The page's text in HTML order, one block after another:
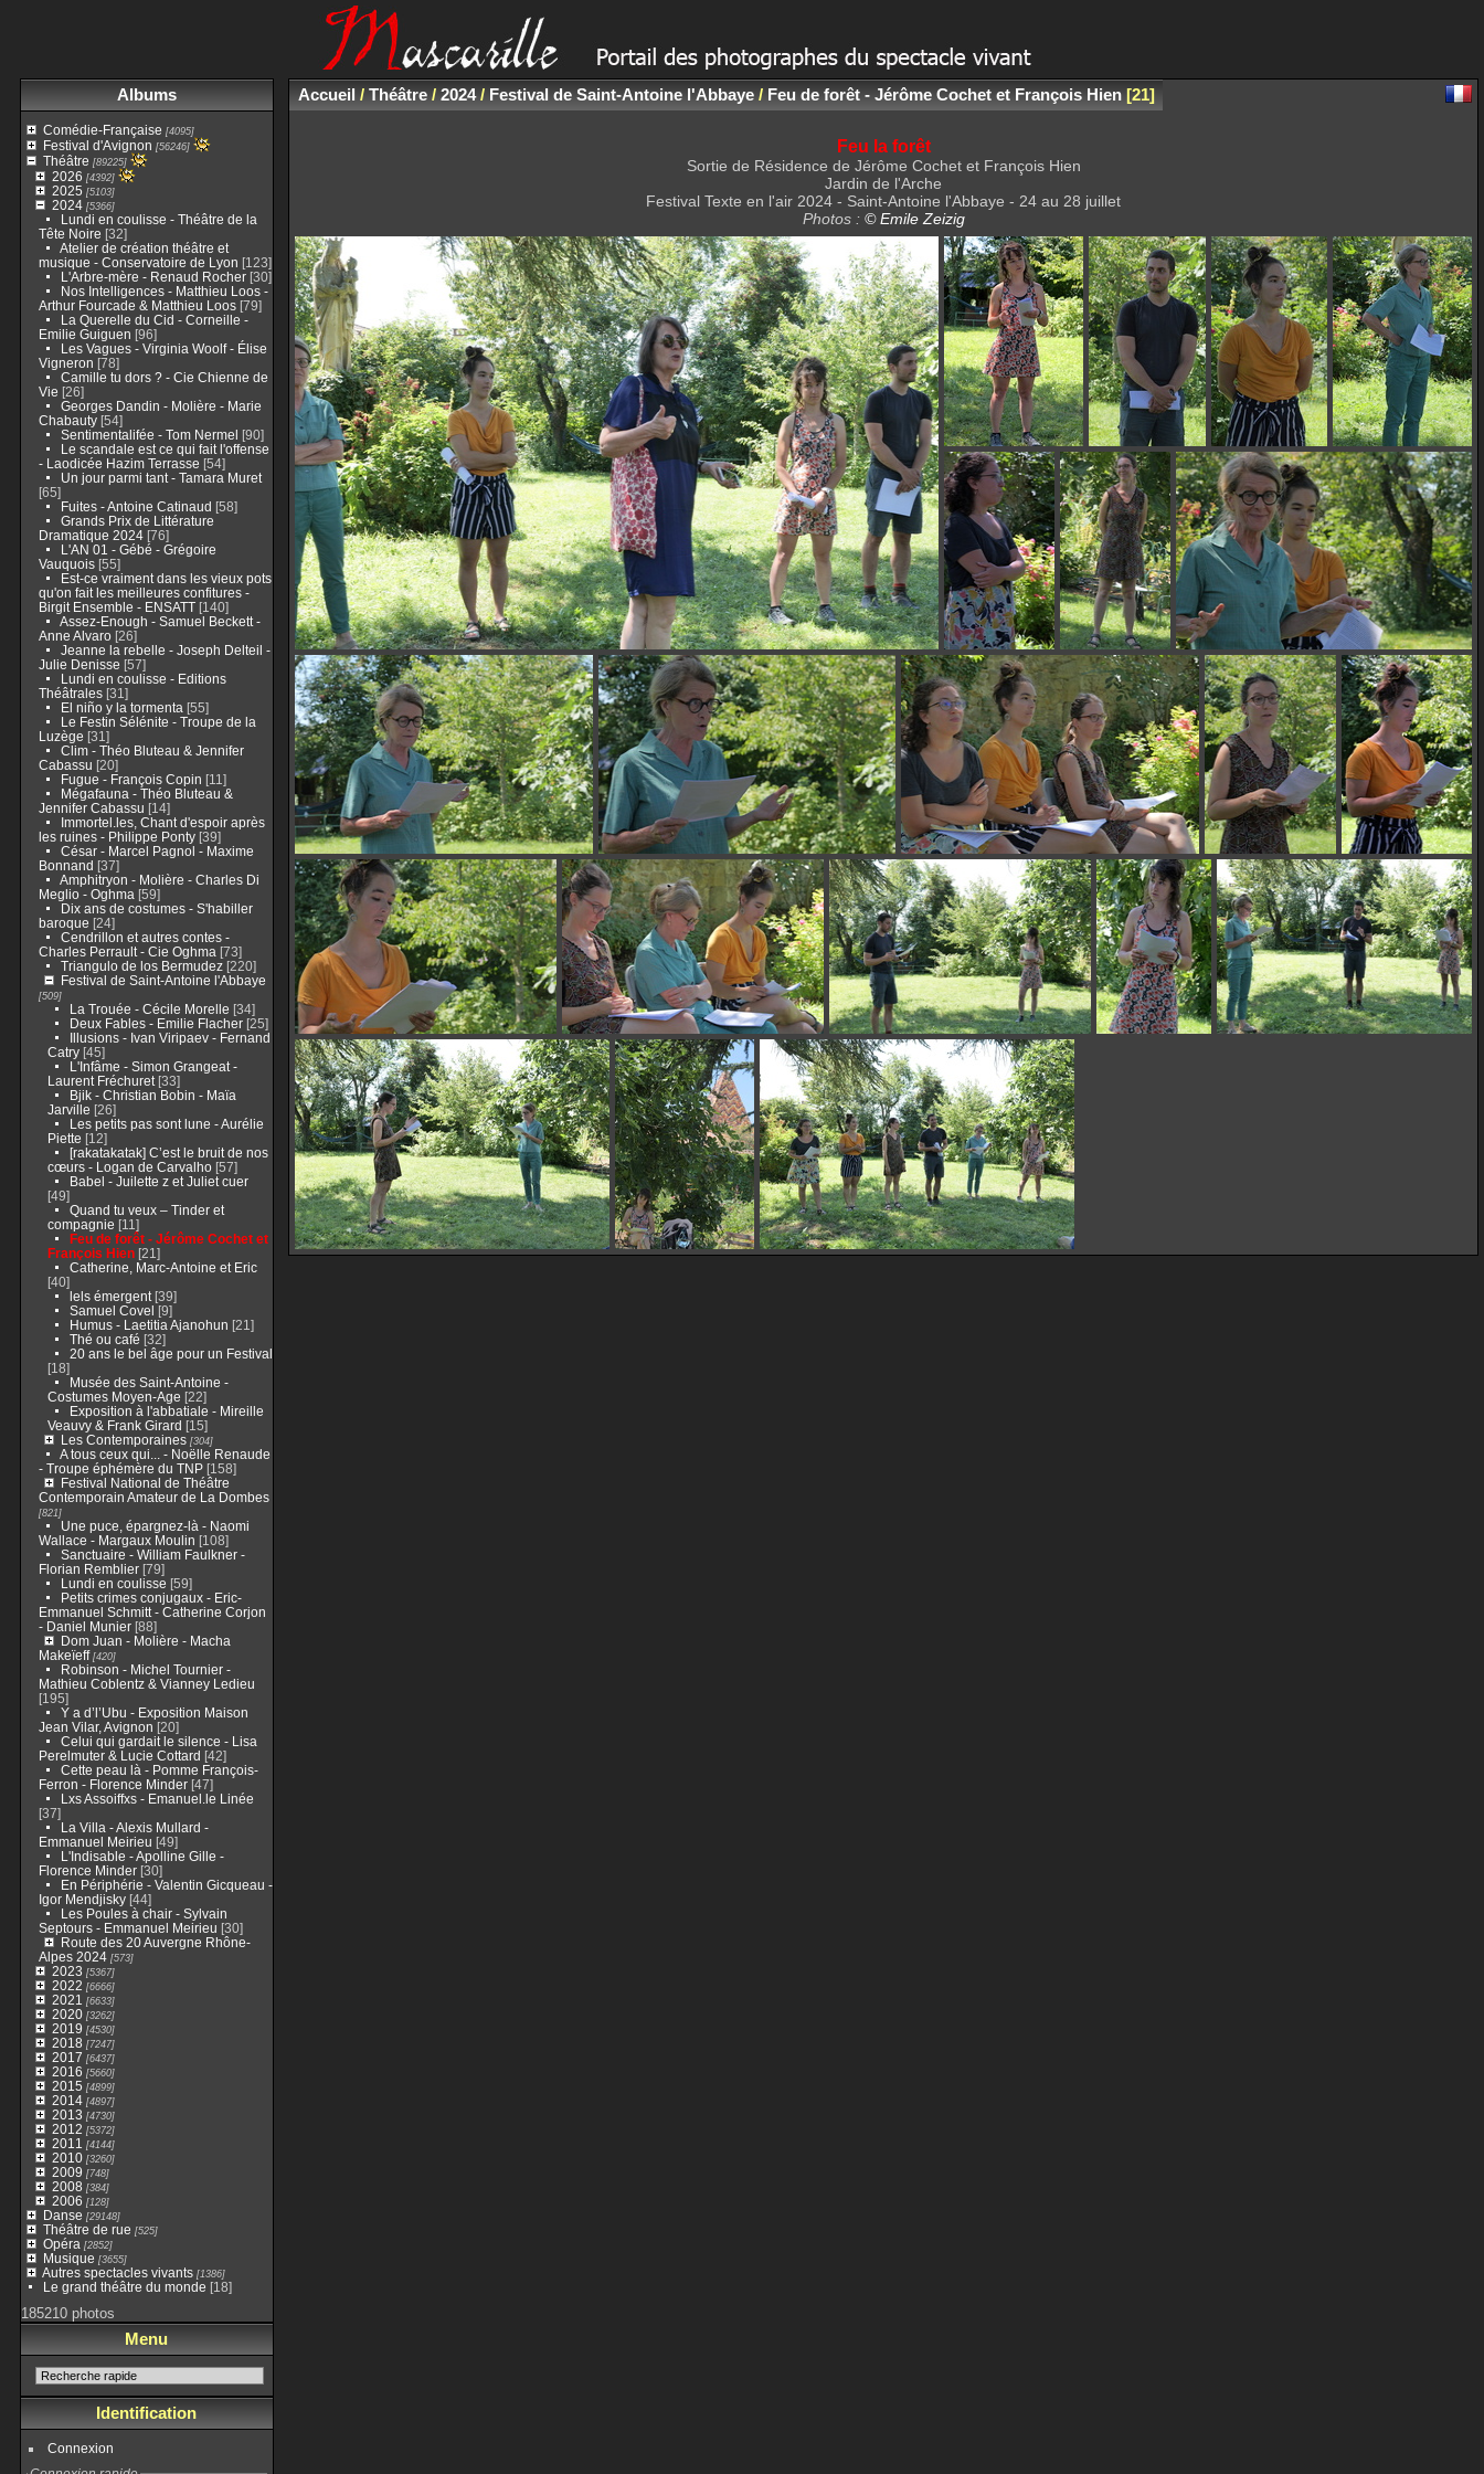
Albums
Comédie-Française [4095]
Festival d'Avignon [56246]
Théâtre [89225]
2026 [4392]
2025 [5103]
2024[5366]
Lundi en coulisse - Théâtre de la
Tête Noire [32]
Atelier de création théâtre et
musique - Conservatoire de Lyon [123]
L'Arbre-mère - Renaud Rocher[30]
Nos Intelligences - Matthieu Loos -
Arthur Fourcade & Matthieu Loos[79]
La Querelle du Cid - Corneille -
Emilie Guiguen [96]
Les Vagues - Virginia Woolf - Élise
Vigneron [78]
Camille tu dors ? - Cie Chienne de
Vie [26]
Georges Dandin - Molière - Marie
Chabauty[54]
Sentimentalifée - Tom Nermel [90]
Le scandale est ce qui fait l'offense
- Laodicée Hazim Terrasse [54]
Un jour parmi tant - Tamara Muret
[65]
Fuites - Antoine Catinaud [58]
Grands Prix de Littérature
Dramatique 2024[76]
L'AN 01 - Gébé - Grégoire
Vauquois[55]
Est-ce vraiment dans les vieux pots
qu'on fait les meilleures confitures -
Birgit Ensemble - ENSATT[140]
Assez-Enough - Samuel Beckett -
Anne Alvaro[26]
Jeanne la rebelle - Joseph Delteil -
Julie Denisse [57]
Lundi en coulisse - Editions
Théâtrales[31]
El niño y la tormenta [55]
Le Festin Sélénite - Troupe de la
Luzège [31]
Clim - Théo Bluteau & Jennifer
Cabassu [20]
Fugue - François Copin [11]
Mégafauna - Théo Bluteau &
Jennifer Cabassu [14]
Immortel.les, Chant d'espoir après
les ruines - Philippe Ponty[39]
César - Marcel Pagnol - Maxime
Bonnand [37]
Amphitryon - Molière - Charles Di
Meglio - Oghma [59]
Dix ans de costumes - S'habiller
baroque [24]
Cendrillon et autres contes -
Charles Perrault - Cie Oghma [73]
Triangulo de los Bermudez[220]
Festival de Saint-Antoine l'Abbaye
[509]
La Trouée - Cécile Morelle [34]
Deux Fables - Emilie Flacher[25]
Illusions - Ivan Viripaev - Fernand
Catry[45]
L'Infâme - Simon Grangeat -
Laurent Fréchuret[33]
Bjik - Christian Bobin - Maïa
Jarville [26]
Les petits pas sont lune - Aurélie
Piette [12]
[rakatakatak] C’est le bruit de nos
cœurs - Logan de Carvalho[57]
Babel - Juilette z et Juliet cuer
[49]
Quand tu veux – Tinder et
compagnie [11]
Feu de forêt - Jérôme Cochet et
François Hien[21]
Catherine, Marc-Antoine et Eric
[40]
lels émergent[39]
Samuel Covel [9]
Humus - Laetitia Ajanohun [21]
Thé ou café [32]
20 ans le bel âge pour un Festival
[18]
Musée des Saint-Antoine -
Costumes Moyen-Age [22]
Exposition à l'abbatiale - Mireille
Veauvy & Frank Girard [15]
Les Contemporaines[304]
A tous ceux qui... - Noëlle Renaude
- Troupe éphémère du TNP[158]
Festival National de Théâtre
Contemporain Amateur de La Dombes
[821]
Une puce, épargnez-là - Naomi
Wallace - Margaux Moulin [108]
Sanctuaire - William Faulkner -
Florian Remblier[79]
Lundi en coulisse [59]
Petits crimes conjugaux - Eric-
Emmanuel Schmitt - Catherine Corjon
- Daniel Munier[88]
Dom Juan - Molière - Macha
Makeïeff[420]
Robinson - Michel Tournier -
Mathieu Coblentz & Vianney Ledieu
[195]
Y a d’l’Ubu - Exposition Maison
Jean Vilar, Avignon [20]
Celui qui gardait le silence - Lisa
Perelmuter & Lucie Cottard [42]
Cette peau là - Pomme François-
Ferron - Florence Minder[47]
Lxs Assoiffxs - Emanuel.le Linée
[37]
La Villa - Alexis Mullard -
Emmanuel Meirieu [49]
L'Indisable - Apolline Gille -
Florence Minder[30]
En Périphérie - Valentin Gicqueau -
Igor Mendjisky[44]
Les Poules à chair - Sylvain
Septours - Emmanuel Meirieu [30]
Route des 20 Auvergne Rhône-
Alpes 2024[573]
2023 [5367]
2022 [6666]
2021 [6633]
2020[3262]
2019 [4530]
2018 [7247]
2017 [6437]
2016 [5660]
2015 [4899]
2014[4897]
2013 [4730]
2012 [5372]
2011 [4144]
2010[3260]
2009 [748]
2008 [384]
2006 [128]
Danse [29148]
Théâtre de rue [525]
Opéra [2852]
Musique [3655]
Autres spectacles vivants[1386]
Le grand théâtre du monde [18]
185210 photos
Menu
Identification
Connexion
Accueil/ Théâtre/ 2024/ Festival de Saint-Antoine l'Abbaye/ Feu de forêt - Jérôme Cochet et François Hien 21
Feu la forêt
Sortie de Résidence de Jérôme Cochet et François Hien
Jardin de l'Arche
Festival Texte en l'air 2024 - Saint-Antoine l'Abbaye - 24 au 28 juillet
Photos : © Emile Zeizig